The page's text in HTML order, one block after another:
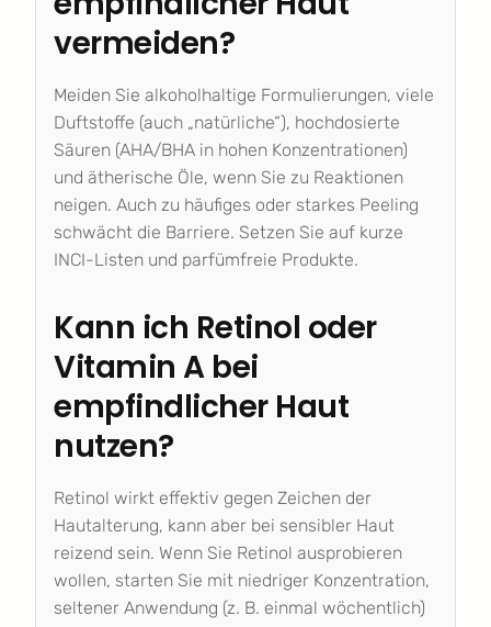
vermeiden?
Meiden Sie alkoholhaltige Formulierungen, viele
Duftstoffe (auch „natürliche“), hochdosierte
Säuren (AHA/BHA in hohen Konzentrationen)
und ätherische Öle, wenn Sie zu Reaktionen
neigen. Auch zu häufiges oder starkes Peeling
schwächt die Barriere. Setzen Sie auf kurze
INCI-Listen und parfümfreie Produkte.
Kann ich Retinol oder
Vitamin A bei
empfindlicher Haut
nutzen?
Retinol wirkt effektiv gegen Zeichen der
Hautalterung, kann aber bei sensibler Haut
reizend sein. Wenn Sie Retinol ausprobieren
wollen, starten Sie mit niedriger Konzentration,
seltener Anwendung (z. B. einmal wöchentlich)